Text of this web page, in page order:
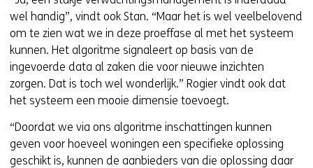
wel handig”, vindt ook Stan. “Maar het is wel veelbelovend
om te zien wat we in deze proeffase al met het systeem
kunnen. Het algoritme signaleert op basis van de
ingevoerde data al zaken die voor nieuwe inzichten
zorgen. Dat is toch wel wonderlijk.” Rogier vindt ook dat
het systeem een mooie dimensie toevoegt.
“Doordat we via ons algoritme inschattingen kunnen
geven voor hoeveel woningen een specifieke oplossing
geschikt is, kunnen de aanbieders van die oplossing daar